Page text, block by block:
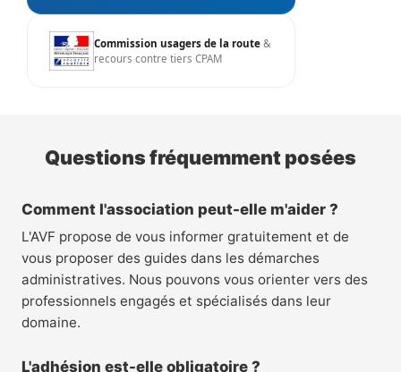
Commission usagers de la route &
recours contre tiers CPAM
Questions fréquemment posées
Comment l'association peut-elle m'aider ?
L'AVF propose de vous informer gratuitement et de
vous proposer des guides dans les démarches
administratives. Nous pouvons vous orienter vers des
professionnels engagés et spécialisés dans leur
domaine.
L'adhésion est-elle obligatoire ?